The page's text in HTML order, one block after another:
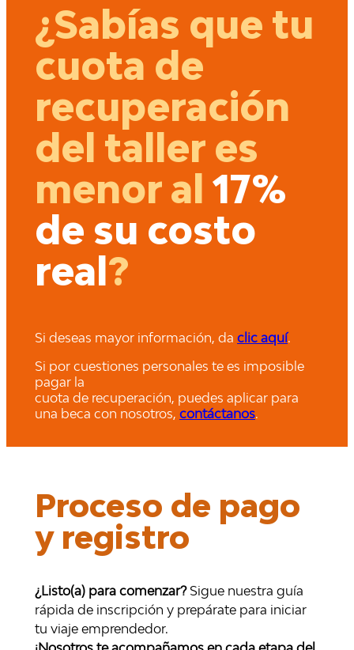
¿Sabías que tu
cuota de
recuperación
del taller es
menor al 17%
de su costo
real?
Si deseas mayor información, da clic aquí.
Si por cuestiones personales te es imposible
pagar la
cuota de recuperación, puedes aplicar para
una beca con nosotros, contáctanos.
Proceso de pago
y registro
¿Listo(a) para comenzar? Sigue nuestra guía
rápida de inscripción y prepárate para iniciar
tu viaje emprendedor.